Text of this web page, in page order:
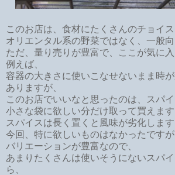
このお店は、食材にたくさんのチョイス
オリエンタル系の野菜ではなく、一般向
ただ、量り売りが豊富で、ここが気に入
例えば、
容器の大きさに使いこなせないまま時
ありますが、
このお店でいいなと思ったのは、スパイ
小さな袋に欲しい分だけ取って買えます
スパイスは長く置くと風味が劣化します
今回、特に欲しいものはなかったですが
バリエーションが豊富なので、
あまりたくさんは使いそうにないスパ
ら、